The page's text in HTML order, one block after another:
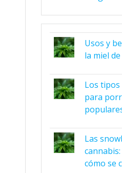
Usos y
la miel
Los tipos
para
Las
cómo se